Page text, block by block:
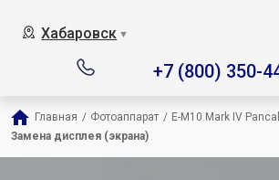
Хабаровск ▼
+7 (800) 350-
Главная / Фотоаппарат / E-M10 Mark IV
Замена дисплея (экрана)